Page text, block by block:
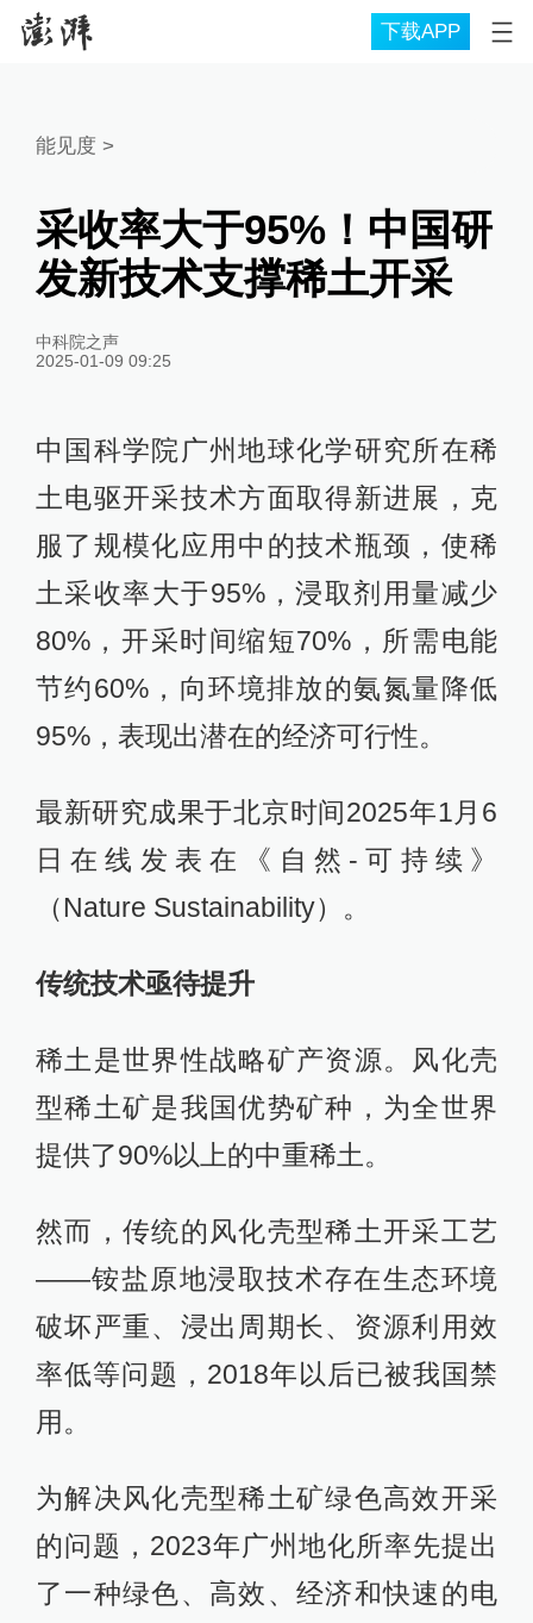
下载APP
能见度 >
采收率大于95%！中国研
发新技术支撑稀土开采
中科院之声
2025-01-09 09:25
中国科学院广州地球化学研究所在稀
土电驱开采技术方面取得新进展，克
服了规模化应用中的技术瓶颈，使稀
土采收率大于95%，浸取剂用量减少
80%，开采时间缩短70%，所需电能
节约60%，向环境排放的氨氮量降低
95%，表现出潜在的经济可行性。
最新研究成果于北京时间2025年1月6
日在线发表在《自然-可持续》
（Nature Sustainability）。
传统技术亟待提升
稀土是世界性战略矿产资源。风化壳
型稀土矿是我国优势矿种，为全世界
提供了90%以上的中重稀土。
然而，传统的风化壳型稀土开采工艺
——铵盐原地浸取技术存在生态环境
破坏严重、浸出周期长、资源利用效
率低等问题，2018年以后已被我国禁
用。
为解决风化壳型稀土矿绿色高效开采
的问题，2023年广州地化所率先提出
了一种绿色、高效、经济和快速的电